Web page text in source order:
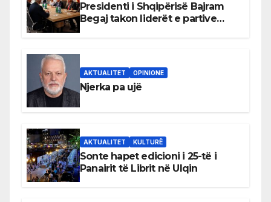
Presidenti i Shqipërisë Bajram
Begaj takon liderët e partive
AKTUALITET OPINIONE
Njerka pa ujë
AKTUALITET KULTURË
Sonte hapet edicioni i 25-të i
Panairit të Librit në Ulqin